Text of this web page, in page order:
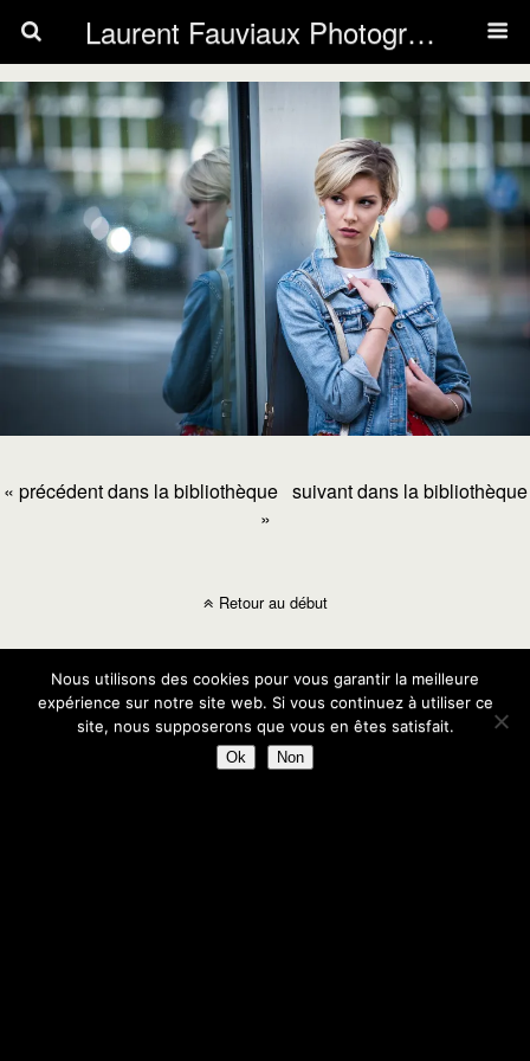
Laurent Fauviaux Photography
« précédent dans la bibliothèque suivant dans la bibliothèque
»
Retour au début
Nous utilisons des cookies pour vous garantir la meilleure
expérience sur notre site web. Si vous continuez à utiliser ce
site, nous supposerons que vous en êtes satisfait.
Ok Non